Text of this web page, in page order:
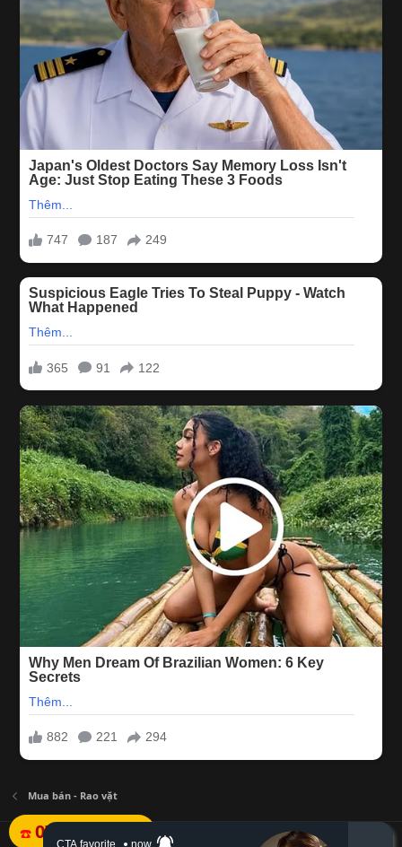
☎️ 078.527.1111
Mua bán - Rao vặt
Tiếng Việt (VN)